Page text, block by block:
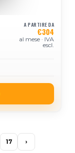
A PARTIRE DA
€304
al mese · IVA
escl.
17 ›